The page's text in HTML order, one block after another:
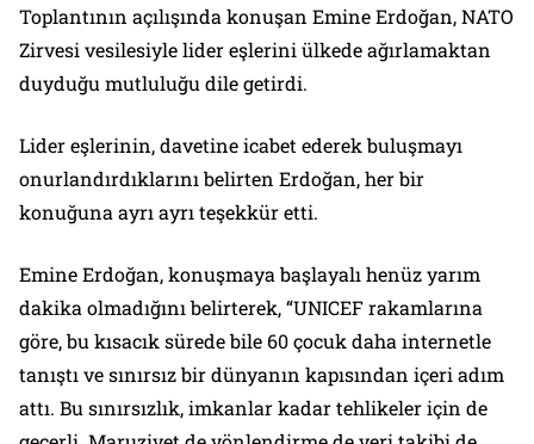
Toplantının açılışında konuşan Emine Erdoğan, NATO
Zirvesi vesilesiyle lider eşlerini ülkede ağırlamaktan
duyduğu mutluluğu dile getirdi.
Lider eşlerinin, davetine icabet ederek buluşmayı
onurlandırdıklarını belirten Erdoğan, her bir
konuğuna ayrı ayrı teşekkür etti.
Emine Erdoğan, konuşmaya başlayalı henüz yarım
dakika olmadığını belirterek, “UNICEF rakamlarına
göre, bu kısacık sürede bile 60 çocuk daha internetle
tanıştı ve sınırsız bir dünyanın kapısından içeri adım
attı. Bu sınırsızlık, imkanlar kadar tehlikeler için de